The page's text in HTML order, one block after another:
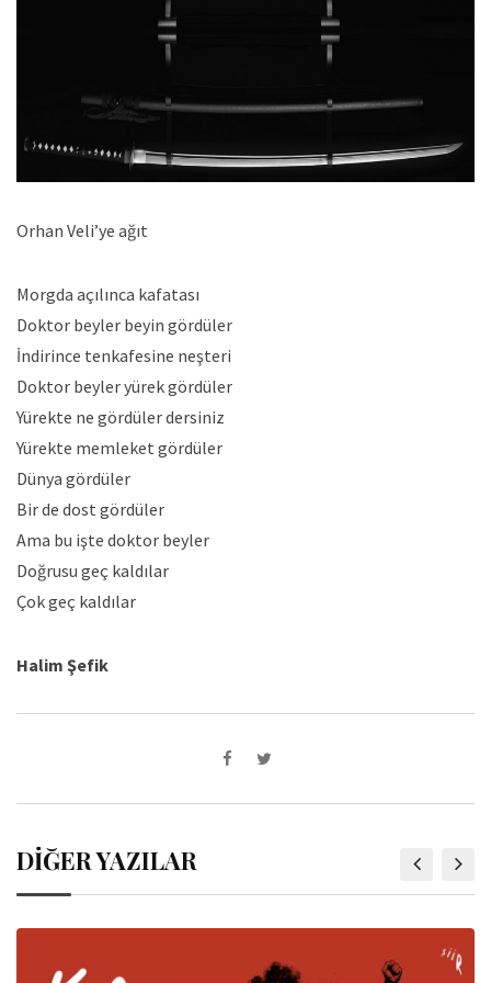
Orhan Veli’ye ağıt
Morgda açılınca kafatası
Doktor beyler beyin gördüler
İndirince tenkafesine neşteri
Doktor beyler yürek gördüler
Yürekte ne gördüler dersiniz
Yürekte memleket gördüler
Dünya gördüler
Bir de dost gördüler
Ama bu işte doktor beyler
Doğrusu geç kaldılar
Çok geç kaldılar
Halim Şefik
DİĞER YAZILAR